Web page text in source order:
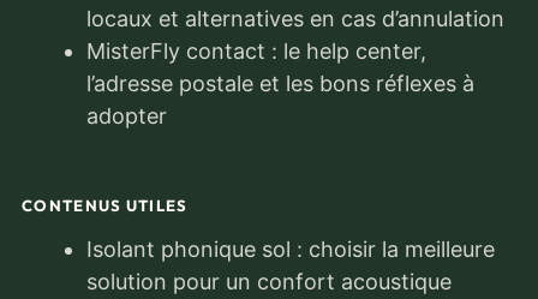
locaux et alternatives en cas d’annulation
MisterFly contact : le help center,
l’adresse postale et les bons réflexes à
adopter
CONTENUS UTILES
Isolant phonique sol : choisir la meilleure
solution pour un confort acoustique